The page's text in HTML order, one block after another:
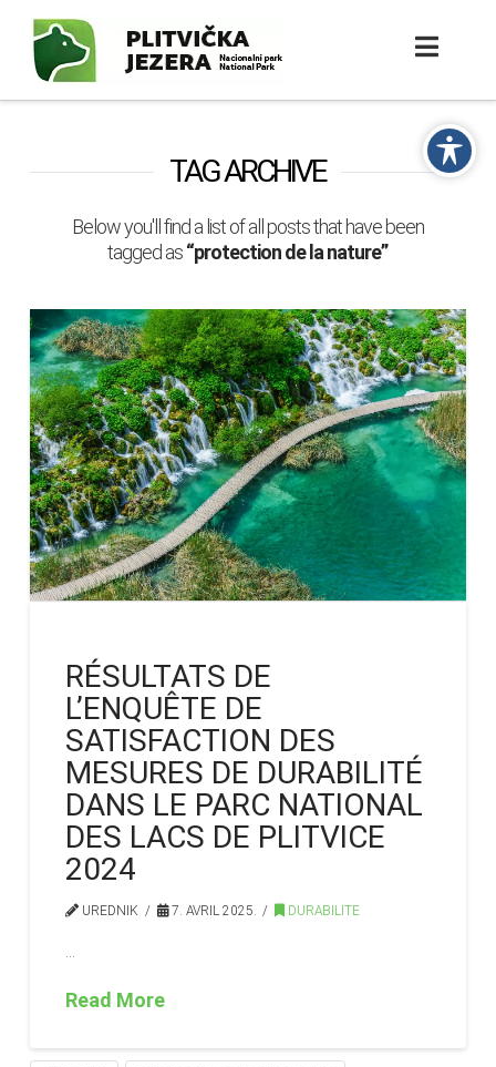
TAG ARCHIVE
Below you'll find a list of all posts that have been
tagged as“protection de la nature”
RÉSULTATS DE
L’ENQUÊTE DE
SATISFACTION DES
MESURES DE DURABILITÉ
DANS LE PARC NATIONAL
DES LACS DE PLITVICE
2024
UREDNIK 7. AVRIL 2025. DURABILITE
Read More